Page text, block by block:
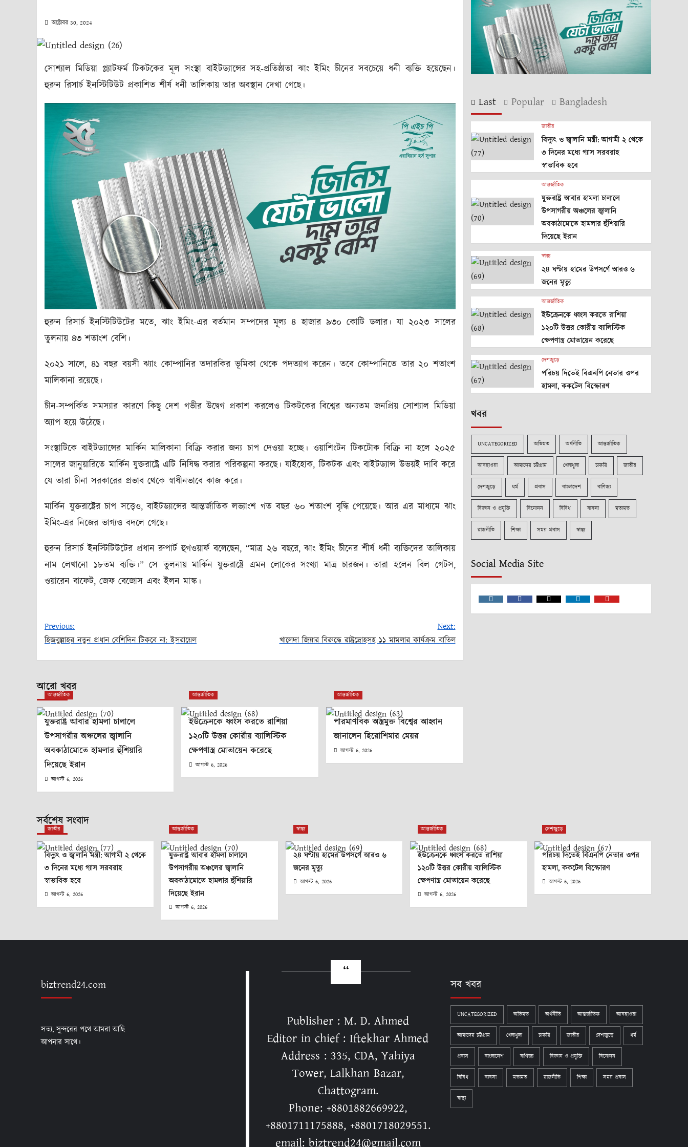
অক্টোবর 30, 2024
সোশ্যাল মিডিয়া প্ল্যাটফর্ম টিকটকের মূল সংস্থা বাইটড্যান্সের সহ-প্রতিষ্ঠাতা ঝাং ইমিং চীনের সবচেয়ে ধনী ব্যক্তি হয়েছেন।
হুরুন রিসার্চ ইনস্টিটিউট প্রকাশিত শীর্ষ ধনী তালিকায় তার অবস্থান দেখা গেছে।
হুরুন রিসার্চ ইনস্টিটিউটের মতে, ঝাং ইমিং-এর বর্তমান সম্পদের মূল্য ৪ হাজার ৯৩০ কোটি ডলার। যা ২০২৩ সালের
তুলনায় ৪৩ শতাংশ বেশি।
২০২১ সালে, ৪১ বছর বয়সী ঝ্যাং কোম্পানির তদারকির ভূমিকা থেকে পদত্যাগ করেন। তবে কোম্পানিতে তার ২০ শতাংশ
মালিকানা রয়েছে।
চীন-সম্পর্কিত সমস্যার কারণে কিছু দেশ গভীর উদ্বেগ প্রকাশ করলেও টিকটকের বিশ্বের অন্যতম জনপ্রিয় সোশ্যাল মিডিয়া
অ্যাপ হয়ে উঠেছে।
সংস্থাটিকে বাইটড্যান্সের মার্কিন মালিকানা বিক্রি করার জন্য চাপ দেওয়া হচ্ছে। ওয়াশিংটন টিকটোক বিক্রি না হলে ২০২৫
সালের জানুয়ারিতে মার্কিন যুক্তরাষ্ট্রে এটি নিষিদ্ধ করার পরিকল্পনা করছে। যাইহোক, টিকটক এবং বাইটড্যান্স উভয়ই দাবি করে
যে তারা চীনা সরকারের প্রভাব থেকে স্বাধীনভাবে কাজ করে।
মার্কিন যুক্তরাষ্ট্রের চাপ সত্ত্বেও, বাইটড্যান্সের আন্তর্জাতিক লভ্যাংশ গত বছর ৬০ শতাংশ বৃদ্ধি পেয়েছে। আর এর মাধ্যমে ঝাং
ইমিং-এর নিজের ভাগ্যও বদলে গেছে।
হুরুন রিসার্চ ইনস্টিটিউটের প্রধান রুপার্ট হুগওয়ার্ফ বলেছেন, “মাত্র ২৬ বছরে, ঝাং ইমিং চীনের শীর্ষ ধনী ব্যক্তিদের তালিকায়
নাম লেখানো ১৮তম ব্যক্তি।” সে তুলনায় মার্কিন যুক্তরাষ্ট্রে এমন লোকের সংখ্যা মাত্র চারজন। তারা হলেন বিল গেটস,
ওয়ারেন বাফেট, জেফ বেজোস এবং ইলন মাস্ক।
Post
Previous:
হিজবুল্লাহর নতুন প্রধান বেশিদিন টিকবে না: ইসরায়েল
Next:
খালেদা জিয়ার বিরুদ্ধে রাষ্ট্রদ্রোহসহ ১১ মামলার কার্যক্রম বাতিল
আরো খবর
আন্তর্জাতিক
যুক্তরাষ্ট্র আবার হামলা চালালে
উপসাগরীয় অঞ্চলের জ্বালানি
অবকাঠামোতে হামলার হুঁশিয়ারি
দিয়েছে ইরান
আগস্ট 6, 2026
আন্তর্জাতিক
ইউক্রেনকে ধ্বংস করতে রাশিয়া
১২০টি উত্তর কোরীয় ব্যালিস্টিক
ক্ষেপণাস্ত্র মোতায়েন করেছে
আগস্ট 6, 2026
আন্তর্জাতিক
পারমাণবিক অস্ত্রমুক্ত বিশ্বের আহ্বান
জানালেন হিরোশিমার মেয়র
আগস্ট 6, 2026
Last Popular Bangladesh
জাতীয়
বিদ্যুৎ ও জ্বালানি মন্ত্রী: আগামী ২ থেকে
৩ দিনের মধ্যে গ্যাস সরবরাহ
স্বাভাবিক হবে
আন্তর্জাতিক
যুক্তরাষ্ট্র আবার হামলা চালালে
উপসাগরীয় অঞ্চলের জ্বালানি
অবকাঠামোতে হামলার হুঁশিয়ারি
দিয়েছে ইরান
স্বাস্থ্য
২৪ ঘণ্টায় হামের উপসর্গে আরও ৬
জনের মৃত্যু
আন্তর্জাতিক
ইউক্রেনকে ধ্বংস করতে রাশিয়া
১২০টি উত্তর কোরীয় ব্যালিস্টিক
ক্ষেপণাস্ত্র মোতায়েন করেছে
দেশজুড়ে
পরিচয় দিতেই বিএনপি নেতার ওপর
হামলা, ককটেল বিস্ফোরণ
খবর
UNCATEGORIZED অভিমত অর্থনীতি আন্তর্জাতিক
আবহাওয়া আমাদের চট্টগ্রাম খেলাধুলা চাকরি জাতীয়
দেশজুড়ে ধর্ম প্রবাস বাংলাদেশ বাণিজ্য
বিজ্ঞান ও প্রযুক্তি বিনোদন বিবিধ ব্যবসা মতামত
রাজনীতি শিক্ষা সময় প্রবাস স্বাস্থ্য
Social Media Site
InstagramFacebookTwitter Linkedin Youtube
সর্বশেষ সংবাদ
জাতীয়
বিদ্যুৎ ও জ্বালানি মন্ত্রী: আগামী ২ থেকে
৩ দিনের মধ্যে গ্যাস সরবরাহ
স্বাভাবিক হবে
আগস্ট 6, 2026
আন্তর্জাতিক
যুক্তরাষ্ট্র আবার হামলা চালালে
উপসাগরীয় অঞ্চলের জ্বালানি
অবকাঠামোতে হামলার হুঁশিয়ারি
দিয়েছে ইরান
আগস্ট 6, 2026
স্বাস্থ্য
২৪ ঘণ্টায় হামের উপসর্গে আরও ৬
জনের মৃত্যু
আগস্ট 6, 2026
আন্তর্জাতিক
ইউক্রেনকে ধ্বংস করতে রাশিয়া
১২০টি উত্তর কোরীয় ব্যালিস্টিক
ক্ষেপণাস্ত্র মোতায়েন করেছে
আগস্ট 6, 2026
দেশজুড়ে
পরিচয় দিতেই বিএনপি নেতার ওপর
হামলা, ককটেল বিস্ফোরণ
আগস্ট 6, 2026
biztrend24.com
সত্য, সুন্দরের পথে আমরা আছি
আপনার সাথে।
Publisher : M. D. Ahmed
Editor in chief : Iftekhar Ahmed
Address : 335, CDA, Yahiya
Tower, Lalkhan Bazar,
Chattogram.
Phone: +8801882669922,
+8801711175888, +8801718029551.
email: biztrend24@gmail.com
সব খবর
UNCATEGORIZED অভিমত অর্থনীতি আন্তর্জাতিক আবহাওয়া
আমাদের চট্টগ্রাম খেলাধুলা চাকরি জাতীয় দেশজুড়ে ধর্ম
প্রবাস বাংলাদেশ বাণিজ্য বিজ্ঞান ও প্রযুক্তি বিনোদন
বিবিধ ব্যবসা মতামত রাজনীতি শিক্ষা সময় প্রবাস
স্বাস্থ্য